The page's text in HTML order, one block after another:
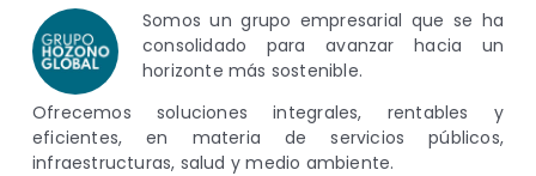
Somos un grupo empresarial que se ha
consolidado para avanzar hacia un
horizonte más sostenible.
Ofrecemos soluciones integrales, rentables y
eficientes, en materia de servicios públicos,
infraestructuras, salud y medio ambiente.